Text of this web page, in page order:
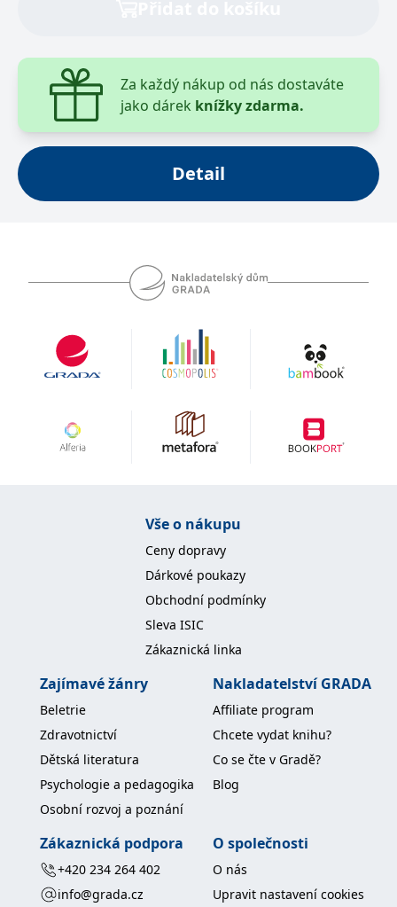
Za každý nákup od nás dostaváte
jako dárek knížky zdarma.
Detail
Vše o nákupu
Ceny dopravy
Dárkové poukazy
Obchodní podmínky
Sleva ISIC
Zákaznická linka
Zajímavé žánry
Beletrie
Zdravotnictví
Dětská literatura
Psychologie a pedagogika
Osobní rozvoj a poznání
Nakladatelství GRADA
Affiliate program
Chcete vydat knihu?
Co se čte v Gradě?
Blog
Zákaznická podpora
+420 234 264 402
info@grada.cz
O společnosti
O nás
Upravit nastavení cookies